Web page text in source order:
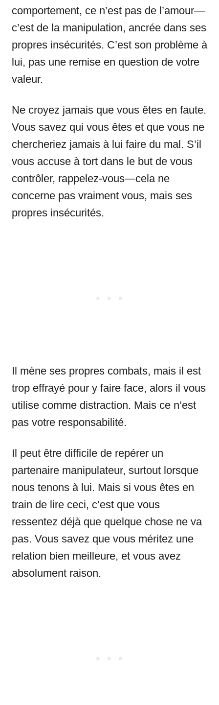
comportement, ce n’est pas de l’amour—
c’est de la manipulation, ancrée dans ses
propres insécurités. C’est son problème à
lui, pas une remise en question de votre
valeur.
Ne croyez jamais que vous êtes en faute.
Vous savez qui vous êtes et que vous ne
chercheriez jamais à lui faire du mal. S’il
vous accuse à tort dans le but de vous
contrôler, rappelez-vous—cela ne
concerne pas vraiment vous, mais ses
propres insécurités.
Il mène ses propres combats, mais il est
trop effrayé pour y faire face, alors il vous
utilise comme distraction. Mais ce n’est
pas votre responsabilité.
Il peut être difficile de repérer un
partenaire manipulateur, surtout lorsque
nous tenons à lui. Mais si vous êtes en
train de lire ceci, c’est que vous
ressentez déjà que quelque chose ne va
pas. Vous savez que vous méritez une
relation bien meilleure, et vous avez
absolument raison.